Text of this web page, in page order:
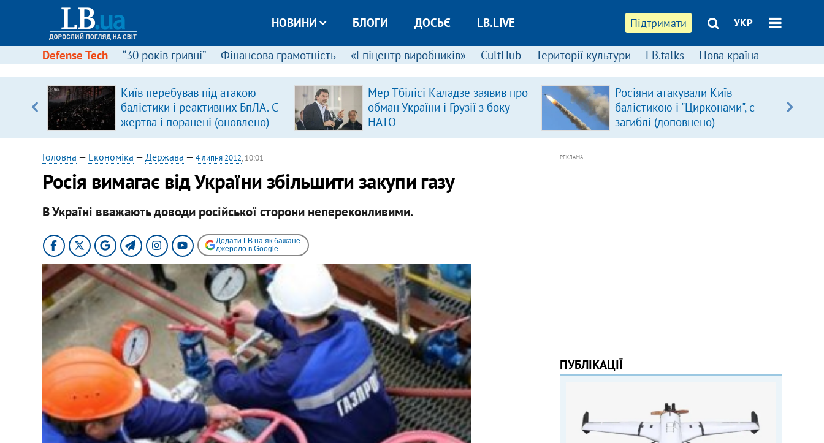
Підтримати УКР
НОВИНИ БЛОГИ ДОСЬЄ LB.LIVE
Defense Tech “30 років гривні” Фінансова грамотність «Епіцентр виробників» CultHub Території культури LB.talks Нова країна
Київ перебував під атакою
балістики і реактивних БпЛА. Є
жертва і поранені (оновлено)
Мер Тбілісі Каладзе заявив про
обман України і Грузії з боку
НАТО
Росіяни атакували Київ
балістикою і "Цирконами", є
загиблі (доповнено)
Головна — Економіка — Держава — 4 липня 2012, 10:01
Росія вимагає від України збільшити закупи газу
В Україні вважають доводи російської сторони непереконливими.
Додати LB.ua як бажане
джерело в Google
РЕКЛАМА
ПУБЛІКАЦІЇ